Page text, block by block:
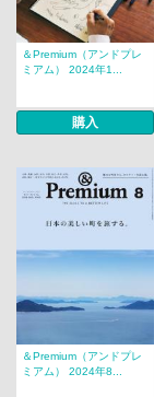
＆Premium（アンドプレ
ミアム） 2024年1...
購入
＆Premium（アンドプレ
ミアム） 2024年8...